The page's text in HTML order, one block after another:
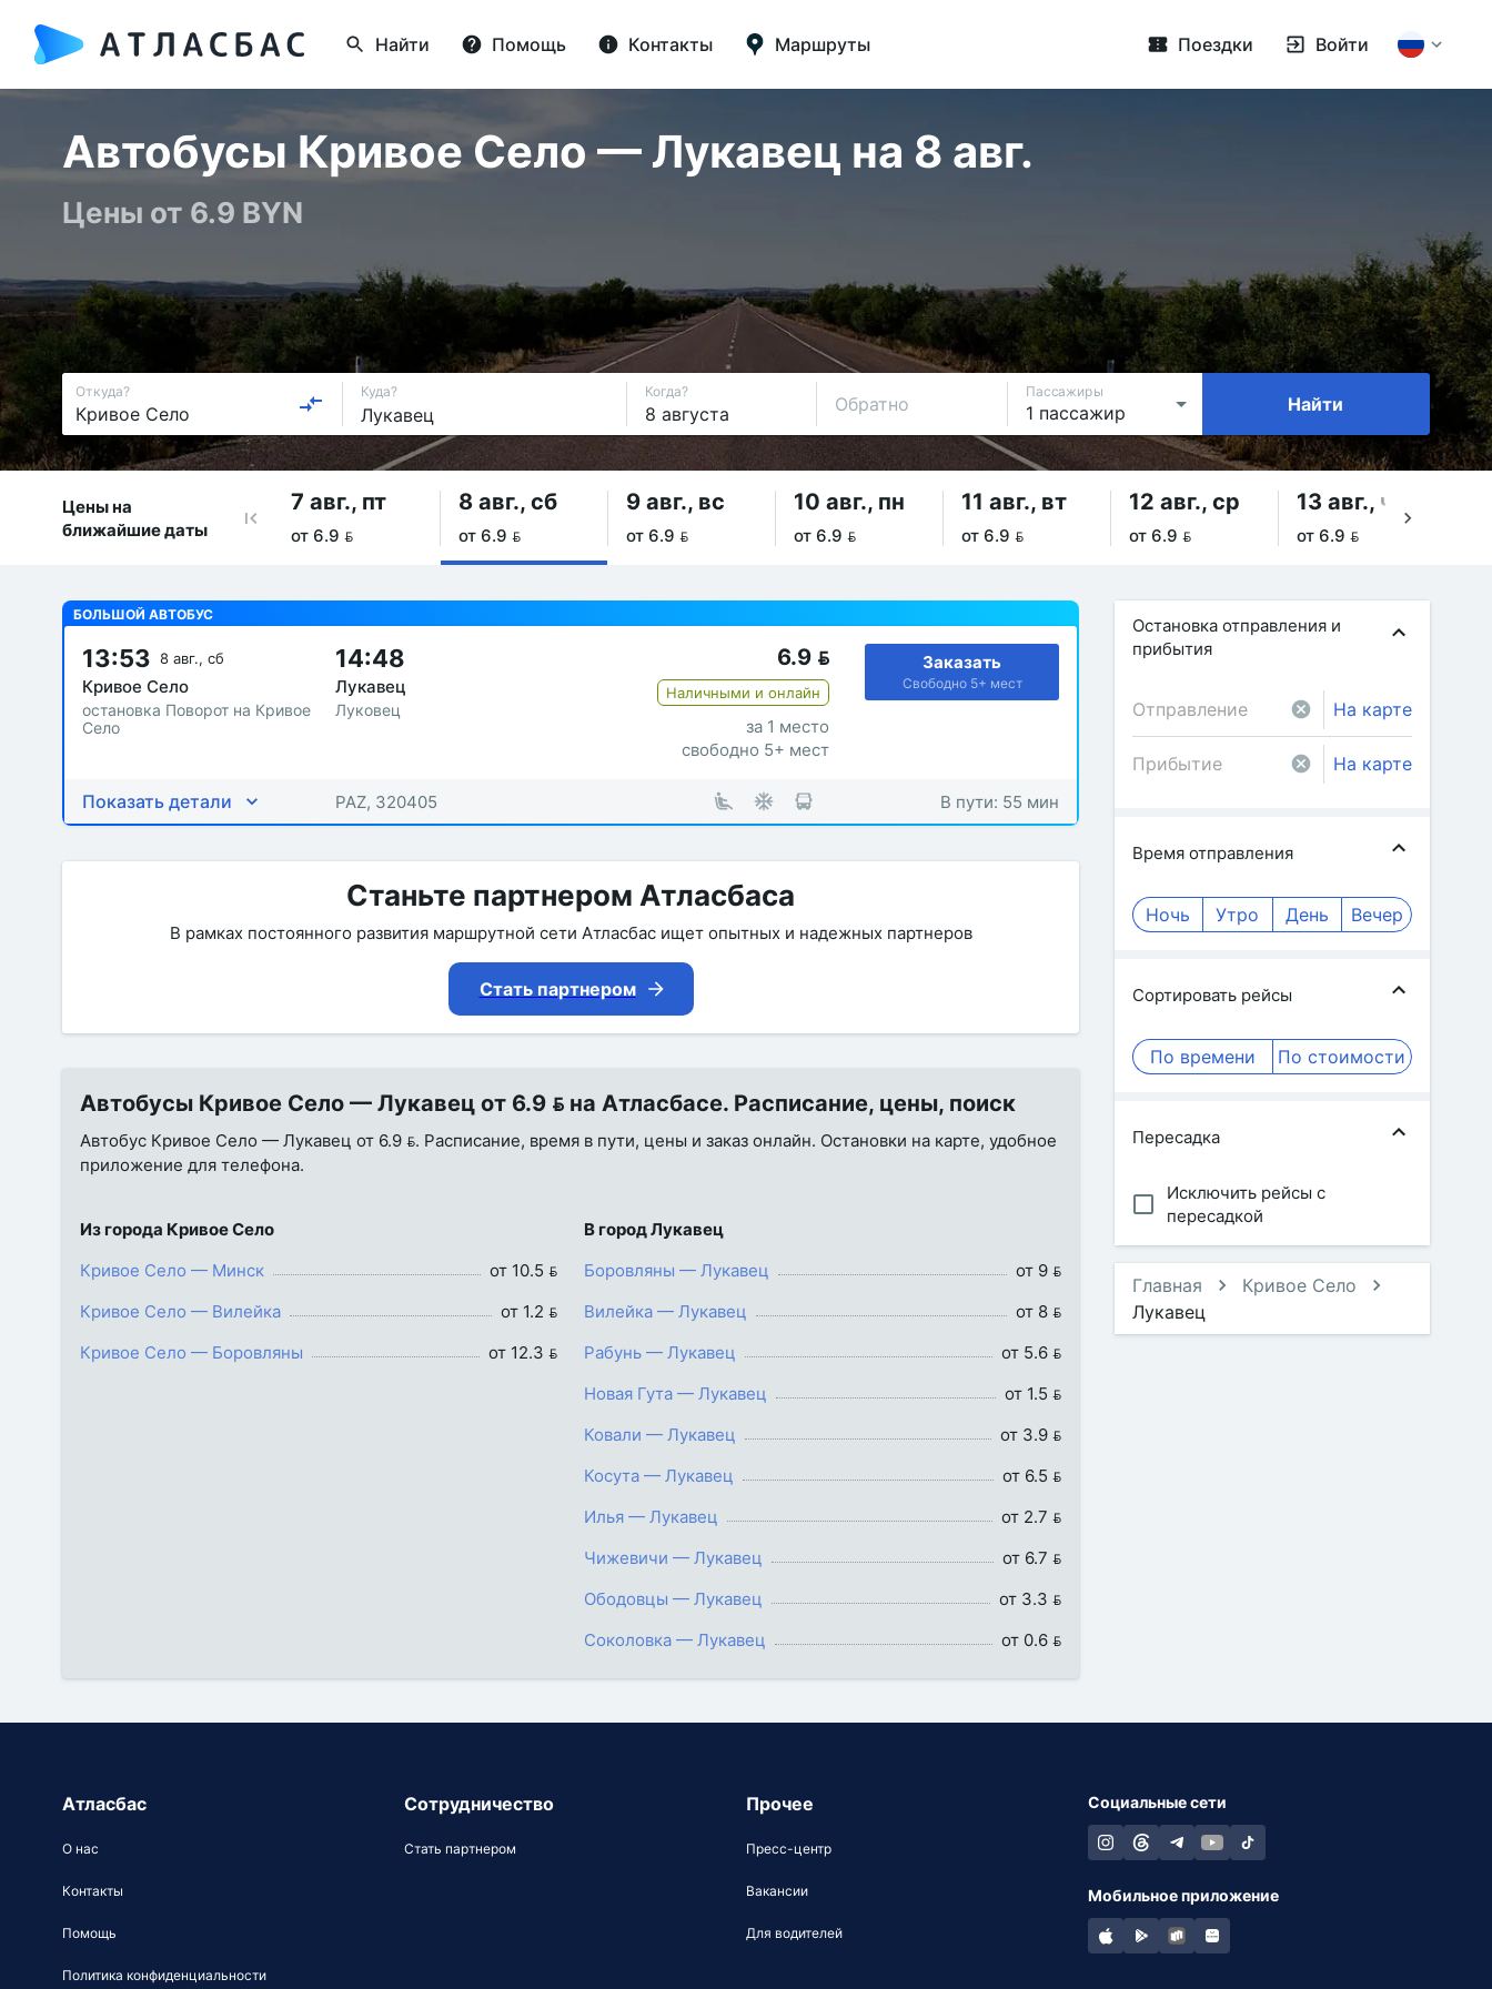
Найти Помощь Контакты Маршруты Поездки Войти
Автобусы Кривое Село — Лукавец на 8 авг.
Цены от 6.9 BYN
Откуда? Куда? Когда?
Обратно
Пассажиры
Найти
Цены на
ближайшие даты
7 авг., пт
от 6.9 
8 авг., сб
от 6.9 
9 авг., вс
от 6.9 
10 авг., пн
от 6.9 
11 авг., вт
от 6.9 
12 авг., ср
от 6.9 
13 авг., чт
от 6.9 
БОЛЬШОЙ АВТОБУС
13:53 8 авг., сб
Кривое Село
остановка Поворот на Кривое
Село
14:48
Лукавец
Луковец
6.9 
Наличными и онлайн
за 1 место
свободно 5+ мест
Заказать
Свободно 5+ мест
Показать детали PAZ, 320405 В пути: 55 мин
Станьте партнером Атласбаса
В рамках постоянного развития маршрутной сети Атласбас ищет опытных и надежных партнеров
Стать партнером
Автобусы Кривое Село — Лукавец от 6.9  на Атласбасе. Расписание, цены, поиск
Автобус Кривое Село — Лукавец от 6.9 . Расписание, время в пути, цены и заказ онлайн. Остановки на карте, удобное
приложение для телефона.
Из города Кривое Село
Кривое Село — Минск
от 10.5 
Кривое Село — Вилейка
от 1.2 
Кривое Село — Боровляны
от 12.3 
В город Лукавец
Боровляны — Лукавец
от 9 
Вилейка — Лукавец
от 8 
Рабунь — Лукавец
от 5.6 
Новая Гута — Лукавец
от 1.5 
Ковали — Лукавец
от 3.9 
Косута — Лукавец
от 6.5 
Илья — Лукавец
от 2.7 
Чижевичи — Лукавец
от 6.7 
Ободовцы — Лукавец
от 3.3 
Соколовка — Лукавец
от 0.6 
Остановка отправления и
прибытия
На карте
На карте
Время отправления
Ночь Утро День Вечер
Сортировать рейсы
По времени По стоимости
Пересадка
Исключить рейсы с
пересадкой
Главная
Кривое Село
Лукавец
Атласбас
О нас
Контакты
Помощь
Политика конфиденциальности
Сотрудничество
Стать партнером
Прочее
Пресс-центр
Вакансии
Для водителей
Социальные сети
Мобильное приложение